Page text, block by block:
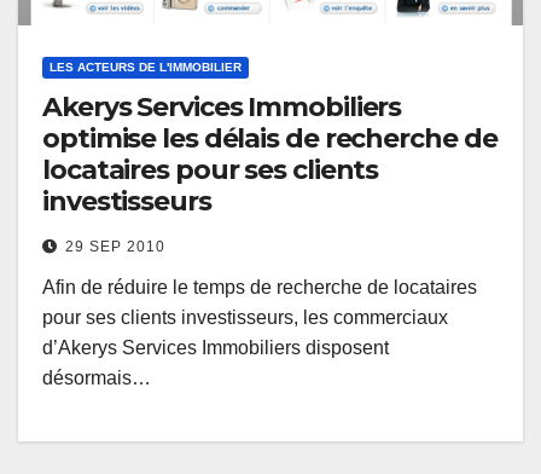
LES ACTEURS DE L'IMMOBILIER
Akerys Services Immobiliers
optimise les délais de recherche de
locataires pour ses clients
investisseurs
29 SEP 2010
Afin de réduire le temps de recherche de locataires
pour ses clients investisseurs, les commerciaux
d’Akerys Services Immobiliers disposent
désormais…